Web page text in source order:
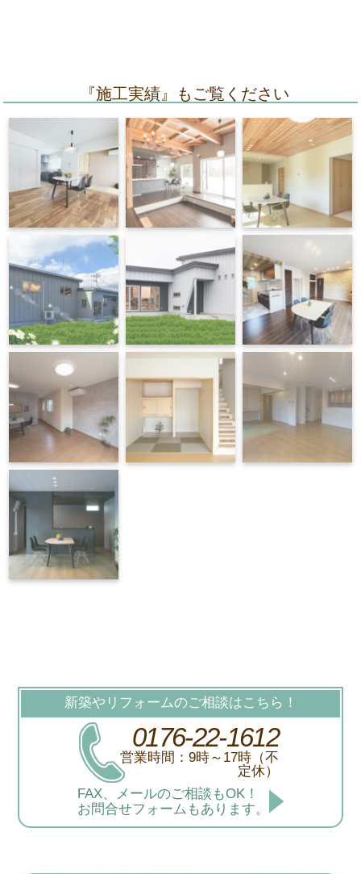
『施工実績』もご覧ください
新築やリフォームのご相談はこちら！
0176-22-1612
営業時間：9時～17時（不
定休）
FAX、メールのご相談もOK！
お問合せフォームもあります。